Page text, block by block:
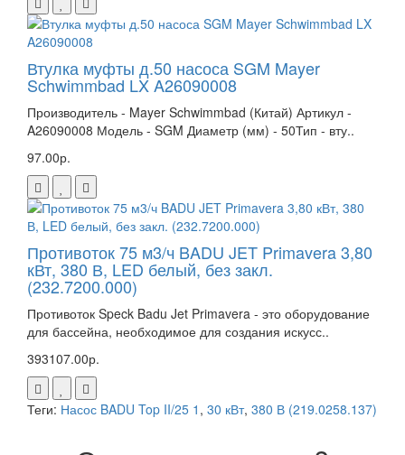
Втулка муфты д.50 насоса SGM Mayer
Schwimmbad LX A26090008
Производитель - Mayer Schwimmbad (Китай) Артикул -
A26090008 Модель - SGM Диаметр (мм) - 50Тип - вту..
97.00р.
Противоток 75 м3/ч BADU JET Primavera 3,80
кВт, 380 В, LED белый, без закл.
(232.7200.000)
Противоток Speck Badu Jet Primavera - это оборудование
для бассейна, необходимое для создания искусс..
393107.00р.
Теги: Насос BADU Top II/25 1 , 30 кВт, 380 В (219.0258.137)